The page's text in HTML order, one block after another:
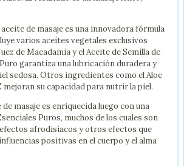
de masaje es una innovadora fórmula
varios aceites vegetales exclusivos
de Macadamia y el Aceite de Semilla de
garantiza una lubricación duradera y
sedosa. Otros ingredientes como el Aloe
mejoran su capacidad para nutrir la piel.
masaje es enriquecida luego con una
Puros, muchos de los cuales son
afrodisíacos y otros efectos que
positivas en el cuerpo y el alma